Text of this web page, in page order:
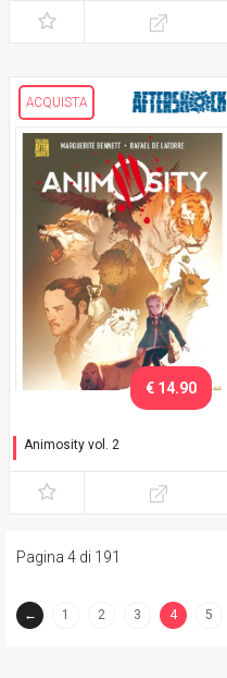
ACQUISTA
Animosity vol. 2
€ 14.90
Pagina 4 di 191
← 1 2 3
4
5